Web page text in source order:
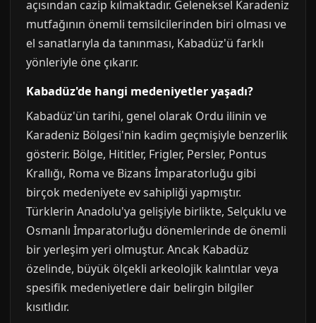
açısından cazip kılmaktadır. Geleneksel Karadeniz
mutfağının önemli temsilcilerinden biri olması ve
el sanatlarıyla da tanınması, Kabadüz'ü farklı
yönleriyle öne çıkarır.
Kabadüz'de hangi medeniyetler yaşadı?
Kabadüz'ün tarihi, genel olarak Ordu ilinin ve
Karadeniz Bölgesi'nin kadim geçmişiyle benzerlik
gösterir. Bölge, Hititler, Frigler, Persler, Pontus
Krallığı, Roma ve Bizans İmparatorluğu gibi
birçok medeniyete ev sahipliği yapmıştır.
Türklerin Anadolu'ya gelişiyle birlikte, Selçuklu ve
Osmanlı İmparatorluğu dönemlerinde de önemli
bir yerleşim yeri olmuştur. Ancak Kabadüz
özelinde, büyük ölçekli arkeolojik kalıntılar veya
spesifik medeniyetlere dair belirgin bilgiler
kısıtlıdır.